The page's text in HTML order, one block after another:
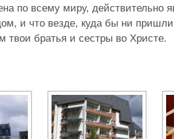
по всему миру, действительно
и что везде, куда бы ни
твои братья и сестры во Христе.